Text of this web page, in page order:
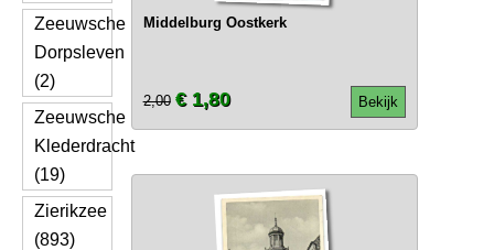
Zeeuwsche
Dorpsleven
(2)
Zeeuwsche
Klederdracht
(19)
Zierikzee
(893)
Middelburg Oostkerk
Bekijk
2,00 € 1,80